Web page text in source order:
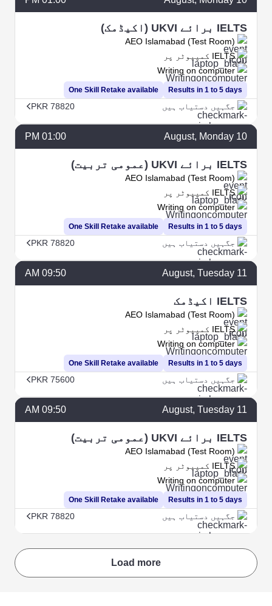
IELTS برائے UKVI (اکیڈمک)
AEO Islamabad (Test Room)
Results in 1 to 5 days
IELTS کمپیوٹر پر
Writing on computer
One Skill Retake available
جگہیں دستیاب ہیں PKR 78820
10
August, Monday
01:00 PM
IELTS برائے UKVI (عمومی تربیت)
AEO Islamabad (Test Room)
Results in 1 to 5 days
IELTS کمپیوٹر پر
Writing on computer
One Skill Retake available
جگہیں دستیاب ہیں PKR 78820
11
August, Tuesday
09:50 AM
IELTS اکیڈمک
AEO Islamabad (Test Room)
Results in 1 to 5 days
IELTS کمپیوٹر پر
Writing on computer
One Skill Retake available
جگہیں دستیاب ہیں PKR 75600
11
August, Tuesday
09:50 AM
IELTS برائے UKVI (عمومی تربیت)
AEO Islamabad (Test Room)
Results in 1 to 5 days
IELTS کمپیوٹر پر
Writing on computer
One Skill Retake available
جگہیں دستیاب ہیں PKR 78820
Load more